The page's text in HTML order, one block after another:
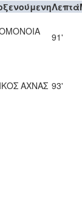
Λεπτά
91'
ΑΧΝΑΣ 93'